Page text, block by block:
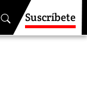
Suscríbete